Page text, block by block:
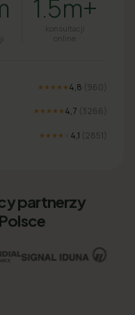
1.5m+
konsultacji
online
★★★★★ 4,8 (960
★★★★★ 4,7 (3266
★★★★ 4,1 (2851
partnerzy